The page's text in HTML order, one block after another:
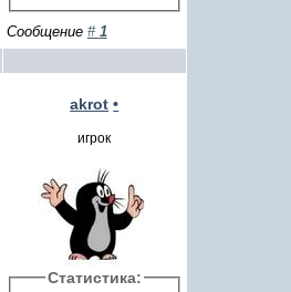
Сообщение # 1
akrot •
игрок
Статистика: